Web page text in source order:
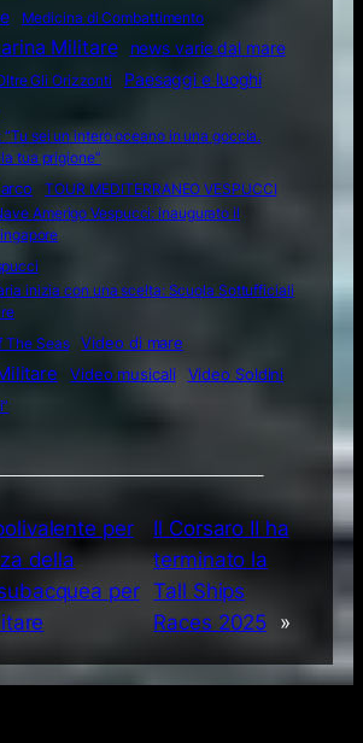
Medicina di Combattimento
Militare
news varie dal mare
Gli Orizzonti
Paesaggi e luoghi
sei un intero oceano in una goccia.
tua prigione”
TOUR MEDITERRANEO VESPUCCI
Amerigo Vespucci: inaugurato il
inizia con una scelta: Scuola Sottufficiali
The Seas
Video di mare
Video musicali
Video Soldini
per
della
per
Il Corsaro II ha
terminato la
Tall Ships
Races 2025 »